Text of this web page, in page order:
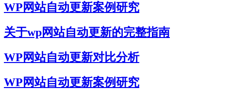
WP网站自动更新案例研究
关于wp网站自动更新的完整指南
WP网站自动更新对比分析
WP网站自动更新案例研究